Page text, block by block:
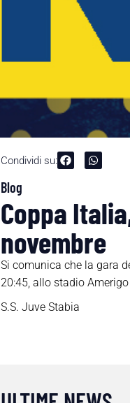
Condividi su:
Blog
Coppa
novembre
Si comunica che la gara
20:45, allo stadio
S.S. Juve Stabia